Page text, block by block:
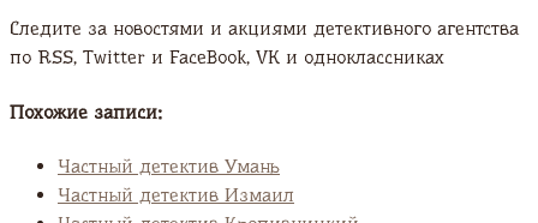
Следите за новостями и акциями детективного агентства
по RSS, Twitter и FaсeBook, VK и одноклассниках
Похожие записи:
Частный детектив Умань
Частный детектив Измаил